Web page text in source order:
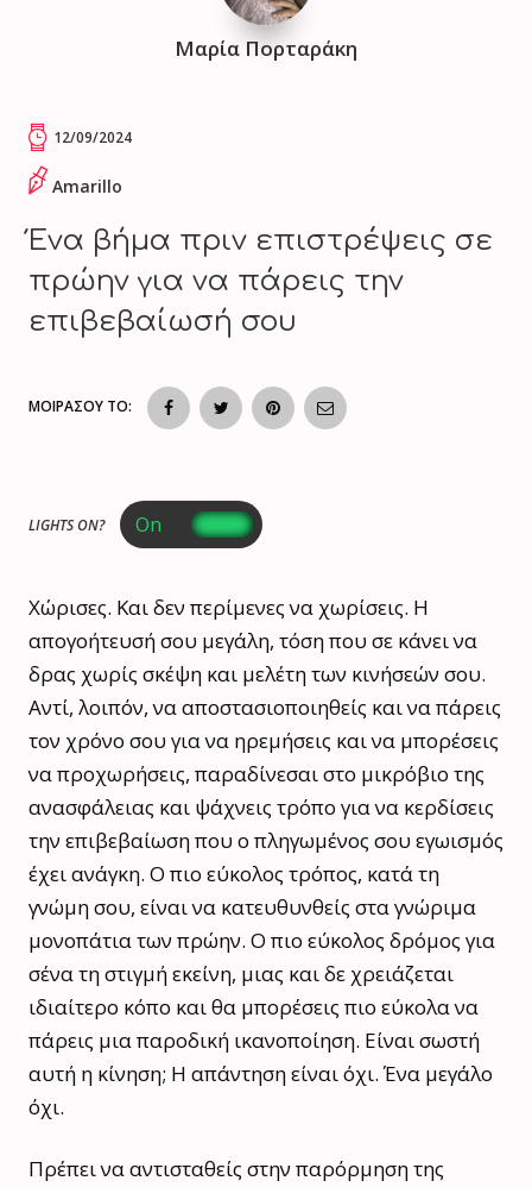
Μαρία Πορταράκη
12/09/2024
Amarillo
Ένα βήμα πριν επιστρέψεις σε
πρώην για να πάρεις την
επιβεβαίωσή σου
ΜΟΙΡΑΣΟΥ ΤΟ:
LIGHTS ON?
Χώρισες. Και δεν περίμενες να χωρίσεις. Η
απογοήτευσή σου μεγάλη, τόση που σε κάνει να
δρας χωρίς σκέψη και μελέτη των κινήσεών σου.
Αντί, λοιπόν, να αποστασιοποιηθείς και να πάρεις
τον χρόνο σου για να ηρεμήσεις και να μπορέσεις
να προχωρήσεις, παραδίνεσαι στο μικρόβιο της
ανασφάλειας και ψάχνεις τρόπο για να κερδίσεις
την επιβεβαίωση που ο πληγωμένος σου εγωισμός
έχει ανάγκη. Ο πιο εύκολος τρόπος, κατά τη
γνώμη σου, είναι να κατευθυνθείς στα γνώριμα
μονοπάτια των πρώην. Ο πιο εύκολος δρόμος για
σένα τη στιγμή εκείνη, μιας και δε χρειάζεται
ιδιαίτερο κόπο και θα μπορέσεις πιο εύκολα να
πάρεις μια παροδική ικανοποίηση. Είναι σωστή
αυτή η κίνηση; Η απάντηση είναι όχι. Ένα μεγάλο
όχι.
Πρέπει να αντισταθείς στην παρόρμηση της